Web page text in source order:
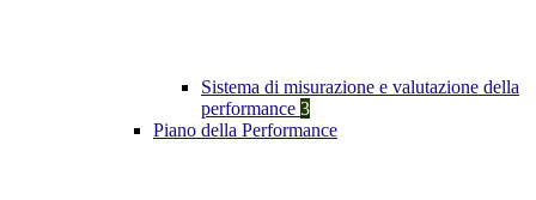
Sistema di misurazione e valutazione della
performance 3
Piano della Performance